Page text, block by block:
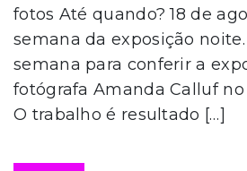
fotos Até quando? 18 de
semana da exposição
semana para conferir a
fotógrafa Amanda Calluf no
O trabalho é resultado […]